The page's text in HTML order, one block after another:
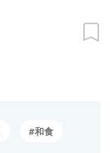
和食